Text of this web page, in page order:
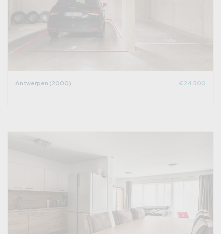
Antwerpen (2000) € 24.500